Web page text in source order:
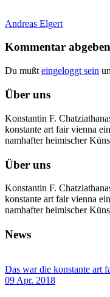
Andreas Elgert
Kommentar abgeben
Du mußt eingeloggt sein
Über uns
Konstantin F.
konstante art fair vienna
namhafter heimischer
Über uns
Konstantin F.
konstante art fair vienna
namhafter heimischer
News
Das war die konstante art
09 Apr. 2018